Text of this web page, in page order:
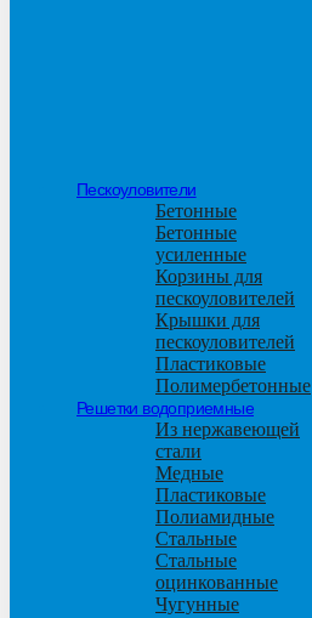
Пескоуловители
Бетонные
Бетонные
усиленные
Корзины для
пескоуловителей
Крышки для
пескоуловителей
Пластиковые
Полимербетонные
Решетки водоприемные
Из нержавеющей
стали
Медные
Пластиковые
Полиамидные
Стальные
Стальные
оцинкованные
Чугунные